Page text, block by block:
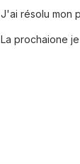
J'ai résolu mon
La prochaione